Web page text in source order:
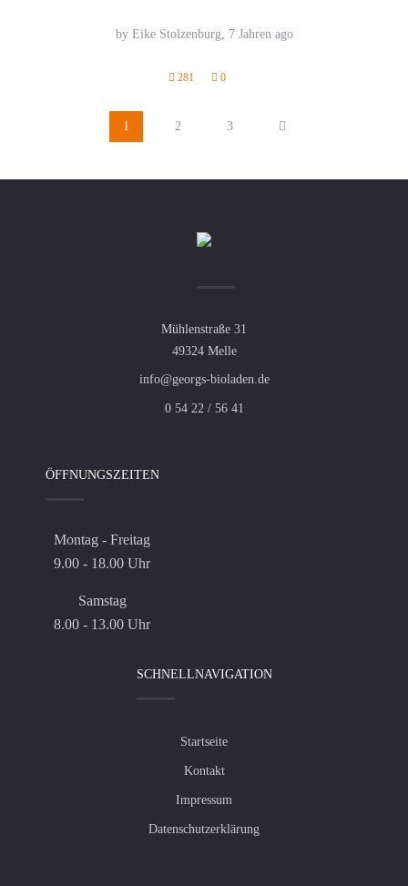
by Eike Stolzenburg, 7 Jahren ago
281 0
1 2 3
Mühlenstraße 31
49324 Melle
info@georgs-bioladen.de
0 54 22 / 56 41
ÖFFNUNGSZEITEN
Montag - Freitag
9.00 - 18.00 Uhr
Samstag
8.00 - 13.00 Uhr
SCHNELLNAVIGATION
Startseite
Kontakt
Impressum
Datenschutzerklärung